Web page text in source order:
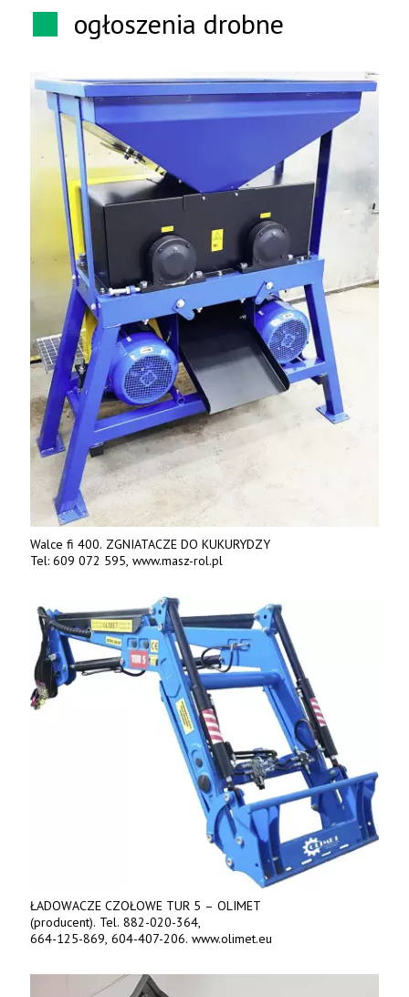
ogłoszenia drobne
Walce fi 400. ZGNIATACZE DO KUKURYDZY
Tel: 609 072 595, www.masz-rol.pl
ŁADOWACZE CZOŁOWE TUR 5 – OLIMET
(producent). Tel. 882-020-364,
664-125-869, 604-407-206. www.olimet.eu